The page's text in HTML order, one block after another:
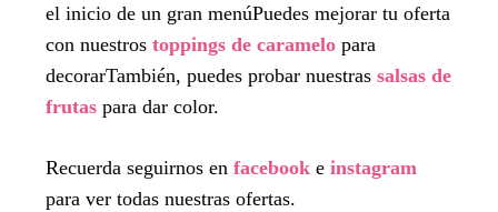
el inicio de un gran menúPuedes mejorar tu oferta
con nuestros toppings de caramelo para
decorarTambién, puedes probar nuestras salsas de
frutas para dar color.
Recuerda seguirnos en facebook e instagram
para ver todas nuestras ofertas.